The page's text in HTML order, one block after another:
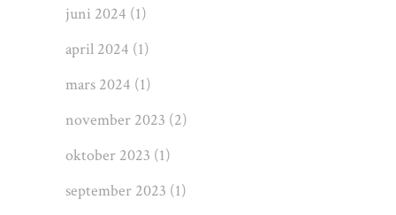
juni 2024 (1)
april 2024 (1)
mars 2024 (1)
november 2023 (2)
oktober 2023 (1)
september 2023 (1)